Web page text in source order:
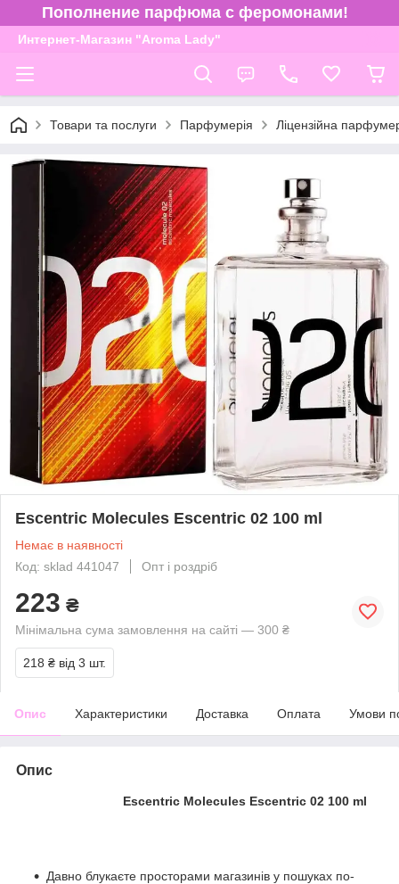
Пополнение парфюма с феромонами!
Интернет-Магазин "Aroma Lady"
Товари та послуги Парфумерія Ліцензійна
Escentric Molecules Escentric 02 100 ml
Немає в наявності
Код: sklad 441047
Опт і роздріб
223 ₴
Мінімальна сума замовлення на сайті — 300 ₴
218 ₴ від 3 шт.
Опис Характеристики Доставка Оплата Умови
Опис
Escentric Molecules Escentric 02 100 ml
Давно блукаєте просторами магазинів у пошуках по-